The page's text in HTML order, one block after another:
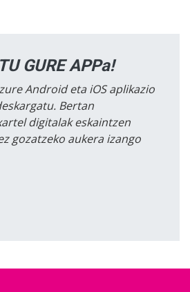
GURE APPa!
Android eta iOS aplikazio
Bertan
digitalak eskaintzen
gozatzeko aukera izango